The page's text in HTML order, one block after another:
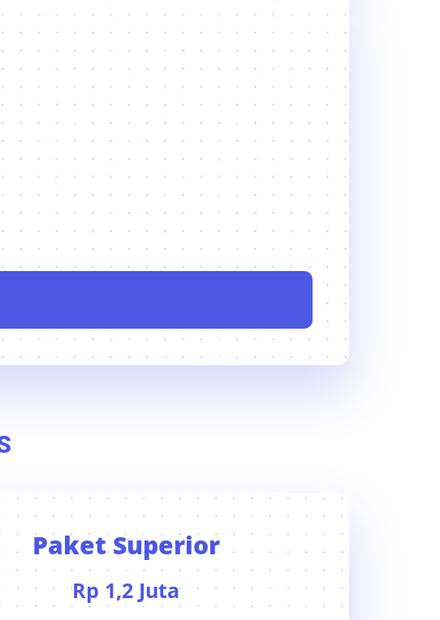
Paket Superior
Rp 1,2 Juta